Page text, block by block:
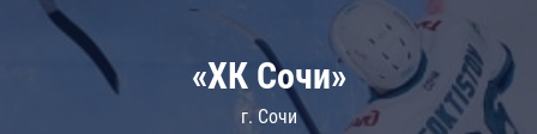
«ХК Сочи»
г. Сочи